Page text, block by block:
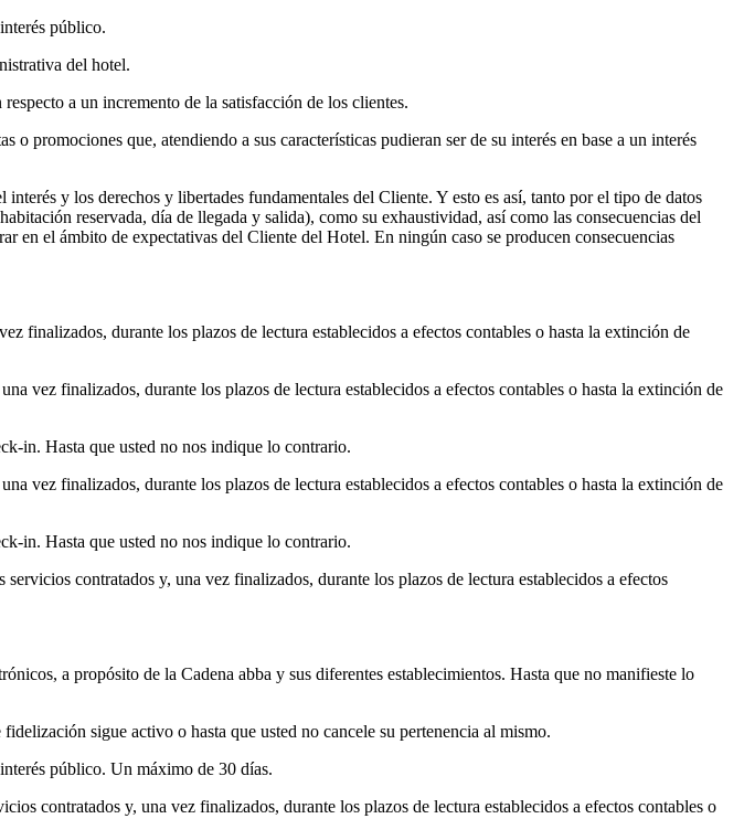
público.
del hotel.
a un incremento de la satisfacción de los clientes.
promociones que, atendiendo a sus características pudieran ser de su interés en base a un interés
y los derechos y libertades fundamentales del Cliente. Y esto es así, tanto por el tipo de datos
reservada, día de llegada y salida), como su exhaustividad, así como las consecuencias del
en el ámbito de expectativas del Cliente del Hotel. En ningún caso se producen consecuencias
finalizados, durante los plazos de lectura establecidos a efectos contables o hasta la extinción de
vez finalizados, durante los plazos de lectura establecidos a efectos contables o hasta la extinción de
in. Hasta que usted no nos indique lo contrario.
vez finalizados, durante los plazos de lectura establecidos a efectos contables o hasta la extinción de
in. Hasta que usted no nos indique lo contrario.
contratados y, una vez finalizados, durante los plazos de lectura establecidos a efectos
a propósito de la Cadena abba y sus diferentes establecimientos. Hasta que no manifieste lo
sigue activo o hasta que usted no cancele su pertenencia al mismo.
público. Un máximo de 30 días.
contratados y, una vez finalizados, durante los plazos de lectura establecidos a efectos contables o